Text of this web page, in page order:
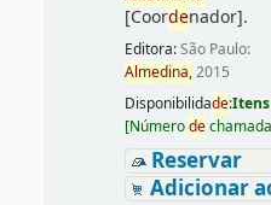
[Coordenador].
Editora:São Paulo:
Almedina,2015
Disponibilidade:
[Númerode
Reservar
Adicionar